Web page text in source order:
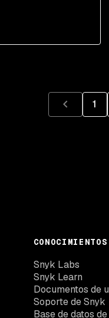
1
Snyk Labs
Snyk Learn
Documentos de
Soporte de Snyk
Base de datos